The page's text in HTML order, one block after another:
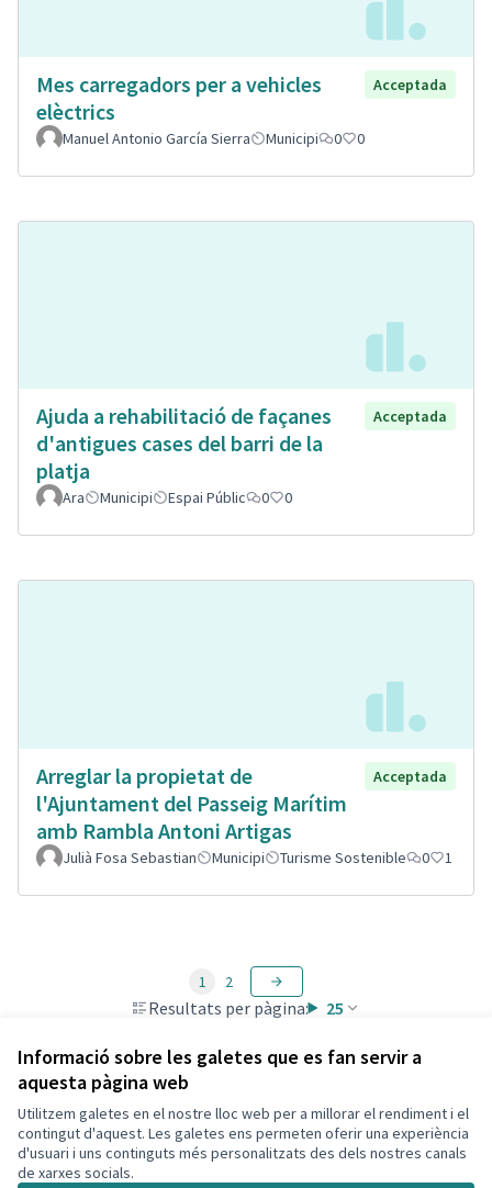
Informació sobre les galetes que es fan servir a
aquesta pàgina web
Utilitzem galetes en el nostre lloc web per a millorar el rendiment i el
contingut d'aquest. Les galetes ens permeten oferir una experiència
d'usuari i uns continguts més personalitzats des dels nostres canals
de xarxes socials.
Mes carregadors per a vehicles
elèctrics
Acceptada
Manuel Antonio García Sierra Municipi 0 0
Ajuda a rehabilitació de façanes
d'antigues cases del barri de la
platja
Acceptada
Ara Municipi Espai Públic 0 0
Arreglar la propietat de
l'Ajuntament del Passeig Marítim
amb Rambla Antoni Artigas
Acceptada
Julià Fosa Sebastian Municipi Turisme Sostenible 0 1
Resultats per pàgina: 25
1 2
Termes i condicions d'ús
Configuració de les galetes
Decidim Calafell a X
Decidim Calafell a Facebook
Decidim Calafell a YouTube
Decidim Calafell a GitHub